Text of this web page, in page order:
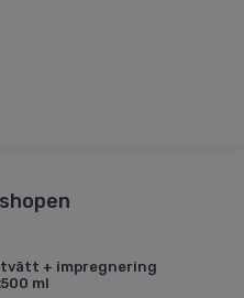
+ impregnering
ml